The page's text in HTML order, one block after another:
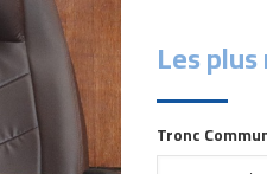
Les
Tronc